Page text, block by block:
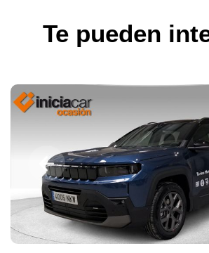
Te pueden